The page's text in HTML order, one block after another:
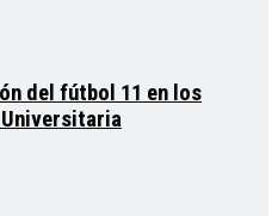
del fútbol 11 en los